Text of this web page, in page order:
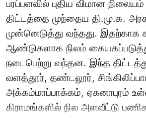
பரப்பளவில் புதிய விமான
திட்டத்தை முந்தைய தி.மு.க.
முன்னெடுத்து வந்தது. இதற்காக
ஆண்டுகளாக நிலம்
நடைபெற்று வந்தன. இந்த
வளத்தூர், தண்டலூர்,
அக்கம்மாப்பாக்கம், ஏகனாபுரம்
கிராமங்களில் நில அளவீட்டு